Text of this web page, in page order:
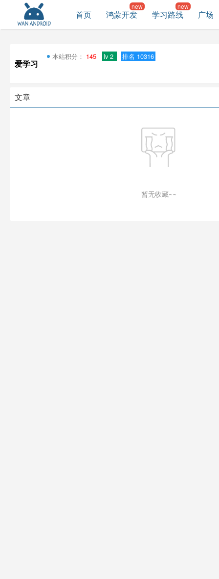
首页 鸿蒙开发 学习路线 广场
爱学习
本站积分： 145 lv 2 排名 10316
文章
暂无收藏~~